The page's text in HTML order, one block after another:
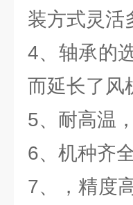
装方式灵活
4、轴承的
而延长了风
5、耐高温
6、机种齐
7、，精度